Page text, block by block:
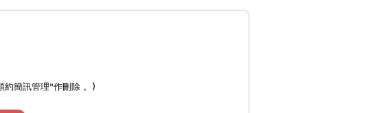
約簡訊管理"作刪除 。)